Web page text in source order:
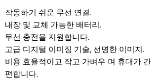
작동하기 쉬운 무선 연결.
내장 및 교체 가능한 배터리.
무선 충전을 지원합니다.
고급 디지털 이미징 기술, 선명한 이미지.
비용 효율적이고 작고 가벼우 며 휴대가 간
편합니다.